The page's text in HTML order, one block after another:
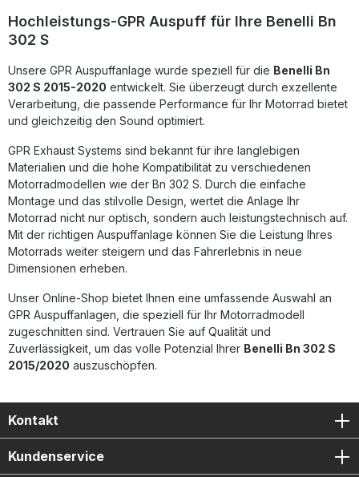
Installation möglich ist. Für ein optimales Ergebnis wird die
Montage in einer Fachwerkstatt empfohlen. Hergestellt in
Italien. Sportliche Sound- und Leistungsverbesserung
Plug-&-Play-Montage ohne Anpassungen Hochwertige
Materialien und präzise Verarbeitung Italienisches Design &
Qualität von GPR Lieferumfang: GPR Decat Pipe
(Decatalizzatore) Fahrzeugspezifische Halterungen
Montagematerial und Zubehör
Hochleistungs-GPR Auspuff für Ihre Benelli Bn
302 S
Unsere GPR Auspuffanlage wurde speziell für die Benelli Bn
302 S 2015-2020 entwickelt. Sie überzeugt durch exzellente
Verarbeitung, die passende Performance für Ihr Motorrad bietet
und gleichzeitig den Sound optimiert.
GPR Exhaust Systems sind bekannt für ihre langlebigen
Materialien und die hohe Kompatibilität zu verschiedenen
Motorradmodellen wie der Bn 302 S. Durch die einfache
Montage und das stilvolle Design, wertet die Anlage Ihr
Motorrad nicht nur optisch, sondern auch leistungstechnisch auf.
Mit der richtigen Auspuffanlage können Sie die Leistung Ihres
Motorrads weiter steigern und das Fahrerlebnis in neue
Dimensionen erheben.
Unser Online-Shop bietet Ihnen eine umfassende Auswahl an
GPR Auspuffanlagen, die speziell für Ihr Motorradmodell
zugeschnitten sind. Vertrauen Sie auf Qualität und
Zuverlässigkeit, um das volle Potenzial Ihrer Benelli Bn 302 S
2015/2020 auszuschöpfen.
Kontakt
Kundenservice